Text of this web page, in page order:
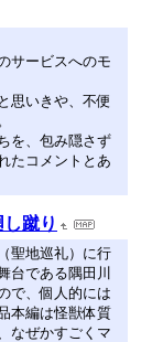
サービスへのモ
思いきや、不便
を、包み隠さず
たコメントとあ
蹴り
聖地巡礼）に行
台である隅田川
で、個人的には
本編は怪獣体質
なぜかすごくマ